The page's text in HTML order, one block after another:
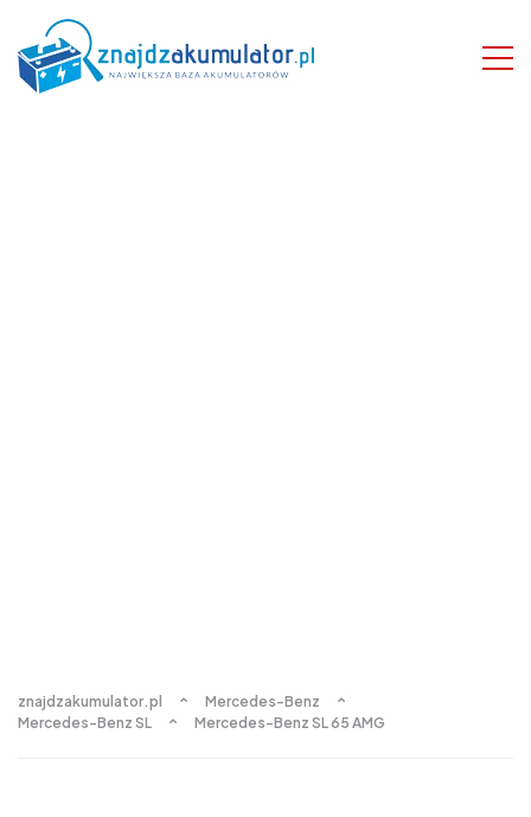
znajdzakumulator.pl
Mercedes-Benz
Mercedes-Benz SL
Mercedes-Benz SL 65 AMG